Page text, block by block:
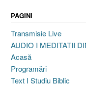
PAGINI
Transmisie Live
AUDIO I MEDITATII
Acasă
Programări
Text I Studiu Biblic